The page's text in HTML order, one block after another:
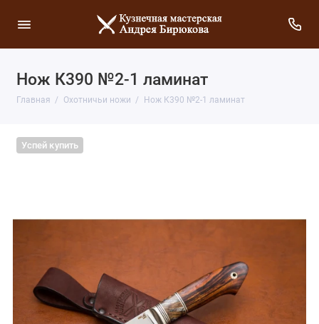
Нож К390 №2-1 ламинат
Главная Охотничьи ножи Нож К390 №2-1 ламинат
Успей купить